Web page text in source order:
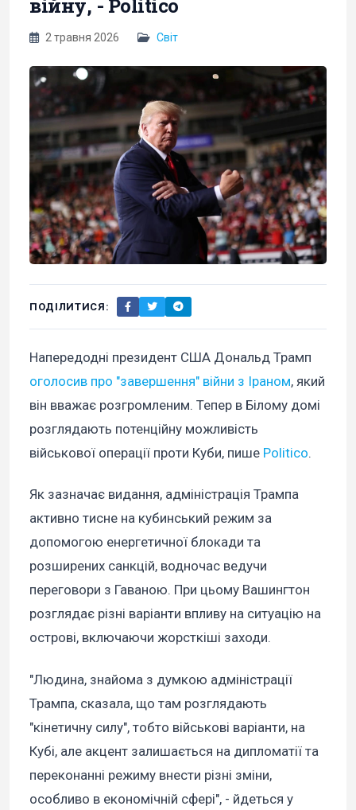
війну, - Politico
2 травня 2026 Світ
ПОДІЛИТИСЯ:
Напередодні президент США Дональд Трамп
оголосив про "завершення" війни з Іраном, який
він вважає розгромленим. Тепер в Білому домі
розглядають потенційну можливість
військової операції проти Куби, пише Politico.
Як зазначає видання, адміністрація Трампа
активно тисне на кубинський режим за
допомогою енергетичної блокади та
розширених санкцій, водночас ведучи
переговори з Гаваною. При цьому Вашингтон
розглядає різні варіанти впливу на ситуацію на
острові, включаючи жорсткіші заходи.
"Людина, знайома з думкою адміністрації
Трампа, сказала, що там розглядають
"кінетичну силу", тобто військові варіанти, на
Кубі, але акцент залишається на дипломатії та
переконанні режиму внести різні зміни,
особливо в економічній сфері", - йдеться у